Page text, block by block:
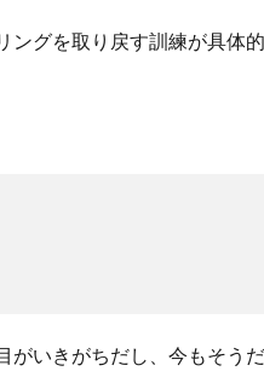
グを取り戻す訓練が具体
いきがちだし、今もそうだ